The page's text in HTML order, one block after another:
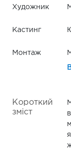
Художник
Кастинг
Монтаж
Короткий
зміст